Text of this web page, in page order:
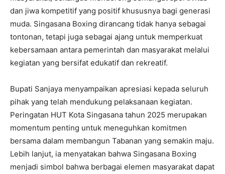
dan jiwa kompetitif yang positif khususnya bagi generasi
muda. Singasana Boxing dirancang tidak hanya sebagai
tontonan, tetapi juga sebagai ajang untuk memperkuat
kebersamaan antara pemerintah dan masyarakat melalui
kegiatan yang bersifat edukatif dan rekreatif.
Bupati Sanjaya menyampaikan apresiasi kepada seluruh
pihak yang telah mendukung pelaksanaan kegiatan.
Peringatan HUT Kota Singasana tahun 2025 merupakan
momentum penting untuk meneguhkan komitmen
bersama dalam membangun Tabanan yang semakin maju.
Lebih lanjut, ia menyatakan bahwa Singasana Boxing
menjadi simbol bahwa berbagai elemen masyarakat dapat